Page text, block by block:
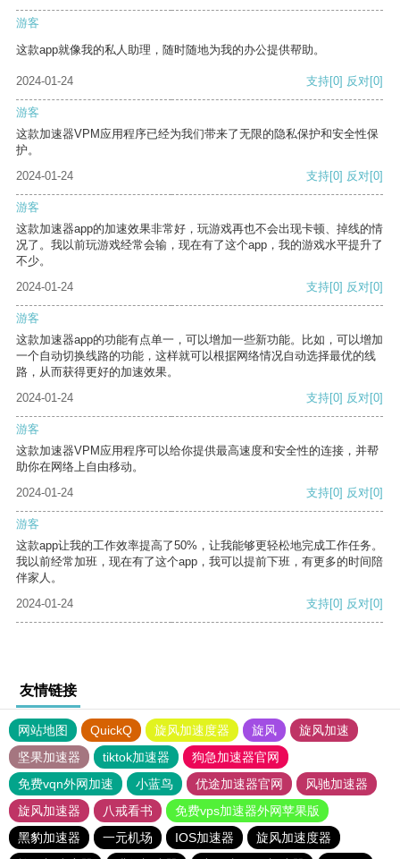
游客
这款app就像我的私人助理，随时随地为我的办公提供帮助。
2024-01-24 支持[0] 反对[0]
游客
这款加速器VPM应用程序已经为我们带来了无限的隐私保护和安全性保
护。
2024-01-24
支持[0] 反对[0]
游客
这款加速器app的加速效果非常好，玩游戏再也不会出现卡顿、掉线的情
况了。我以前玩游戏经常会输，现在有了这个app，我的游戏水平提升了
不少。
2024-01-24
支持[0] 反对[0]
游客
这款加速器app的功能有点单一，可以增加一些新功能。比如，可以增加
一个自动切换线路的功能，这样就可以根据网络情况自动选择最优的线
路，从而获得更好的加速效果。
2024-01-24
支持[0] 反对[0]
游客
这款加速器VPM应用程序可以给你提供最高速度和安全性的连接，并帮
助你在网络上自由移动。
2024-01-24
支持[0] 反对[0]
游客
这款app让我的工作效率提高了50%，让我能够更轻松地完成工作任务。
我以前经常加班，现在有了这个app，我可以提前下班，有更多的时间陪
伴家人。
2024-01-24
支持[0] 反对[0]
友情链接
网站地图 QuickQ 旋风加速度器 旋风
旋风加速
坚果加速器
tiktok加速器
狗急加速器官网
免费vqn外网加速
小蓝鸟 优途加速器官网
风驰加速器
旋风加速器
八戒看书
免费vps加速器外网苹果版
黑豹加速器
一元机场 IOS加速器
旋风加速度器